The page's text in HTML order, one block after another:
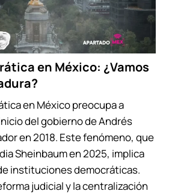
en México: ¿Vamos
en México preocupa a
del gobierno de Andrés
en 2018. Este fenómeno, que
Sheinbaum en 2025, implica
instituciones democráticas.
judicial y la centralización